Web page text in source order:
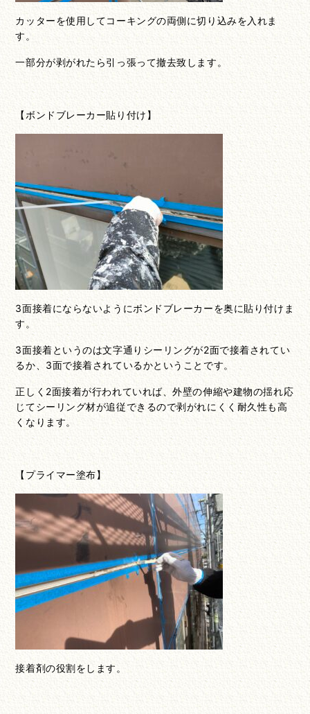
カッターを使用してコーキングの両側に切り込みを入れま
す。
一部分が剥がれたら引っ張って撤去致します。
【ボンドブレーカー貼り付け】
3面接着にならないようにボンドブレーカーを奥に貼り付けま
す。
3面接着というのは文字通りシーリングが2面で接着されてい
るか、3面で接着されているかということです。
正しく2面接着が行われていれば、外壁の伸縮や建物の揺れ応
じてシーリング材が追従できるので剥がれにくく耐久性も高
くなります。
【プライマー塗布】
接着剤の役割をします。